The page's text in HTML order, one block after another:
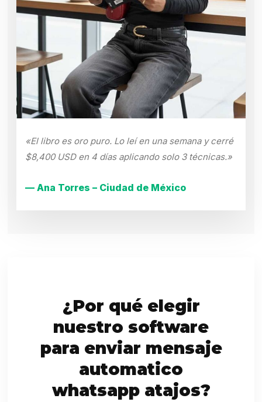
«El libro es oro puro. Lo leí en una semana y cerré
$8,400 USD en 4 días aplicando solo 3 técnicas.»
— Ana Torres – Ciudad de México
¿Por qué elegir
nuestro software
para enviar mensaje
automatico
whatsapp atajos?